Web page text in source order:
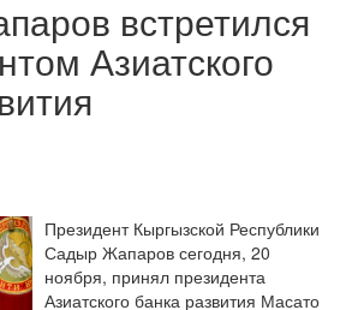
встретился
Азиатского
Президент Кыргызской Республики
Садыр Жапаров сегодня, 20
ноября, принял президента
Азиатского банка развития Масато